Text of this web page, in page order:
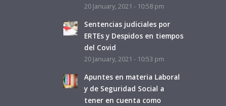
20 January, 2021 - 10:58 pm
Sentencias judiciales por
ERTEs y Despidos en tiempos
del Covid
20 January, 2021 - 10:53 pm
Apuntes en materia Laboral
y de Seguridad Social a
tener en cuenta como